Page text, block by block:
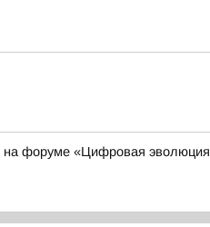
на форуме «Цифровая